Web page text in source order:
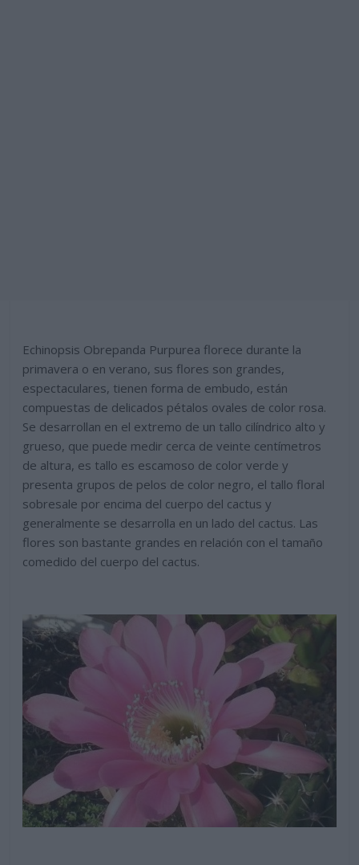
Echinopsis Obrepanda Purpurea florece durante la
primavera o en verano, sus flores son grandes,
espectaculares, tienen forma de embudo, están
compuestas de delicados pétalos ovales de color rosa.
Se desarrollan en el extremo de un tallo cilíndrico alto y
grueso, que puede medir cerca de veinte centímetros
de altura, es tallo es escamoso de color verde y
presenta grupos de pelos de color negro, el tallo floral
sobresale por encima del cuerpo del cactus y
generalmente se desarrolla en un lado del cactus. Las
flores son bastante grandes en relación con el tamaño
comedido del cuerpo del cactus.